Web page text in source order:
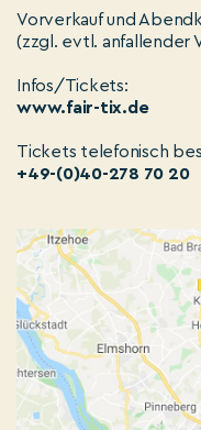
Vorverkauf und
(zzgl. evtl. anfallender
Infos/Tickets:
www.fair-tix.de
Tickets telefonisch
+49-(0)40-278 70 20